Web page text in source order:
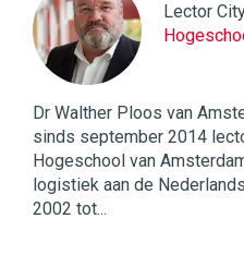
Lector
Dr Walther Ploos van
sinds september 2014
Hogeschool van
logistiek aan de
2002 tot...